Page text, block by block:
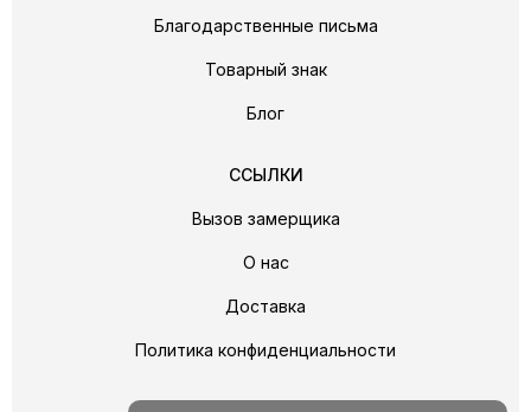
Благодарственные письма
Товарный знак
Блог
ССЫЛКИ
Вызов замерщика
О нас
Доставка
Политика конфиденциальности